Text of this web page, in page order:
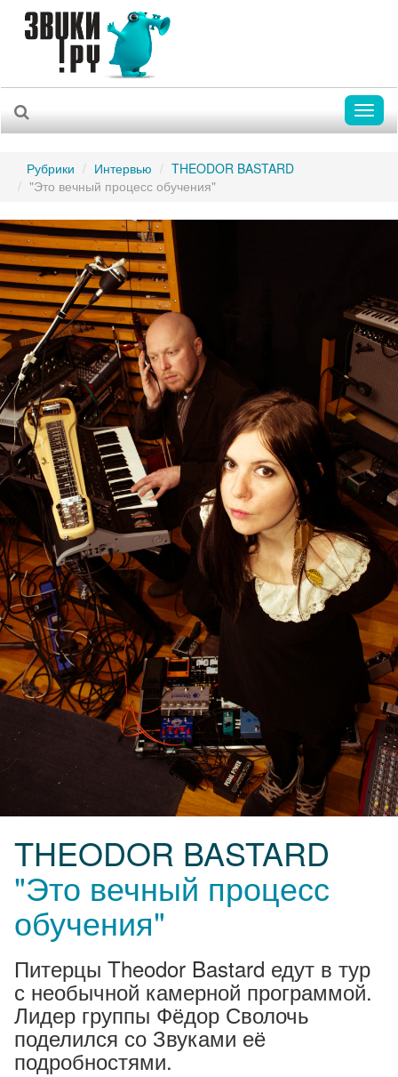
Рубрики Интервью
THEODOR BASTARD
"Это вечный процесс обучения"
THEODOR BASTARD
"Это вечный процесс
обучения"
Питерцы Theodor Bastard едут в тур
с необычной камерной программой.
Лидер группы Фёдор Сволочь
поделился со Звуками её
подробностями.